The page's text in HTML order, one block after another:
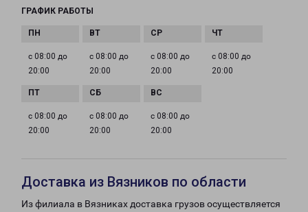
ГРАФИК РАБОТЫ
с 08:00 до
20:00
с 08:00 до
20:00
с 08:00 до
20:00
с 08:00 до
20:00
с 08:00 до
20:00
с 08:00 до
20:00
с 08:00 до
20:00
Доставка из Вязников по области
Из филиала в Вязниках доставка грузов осуществляется